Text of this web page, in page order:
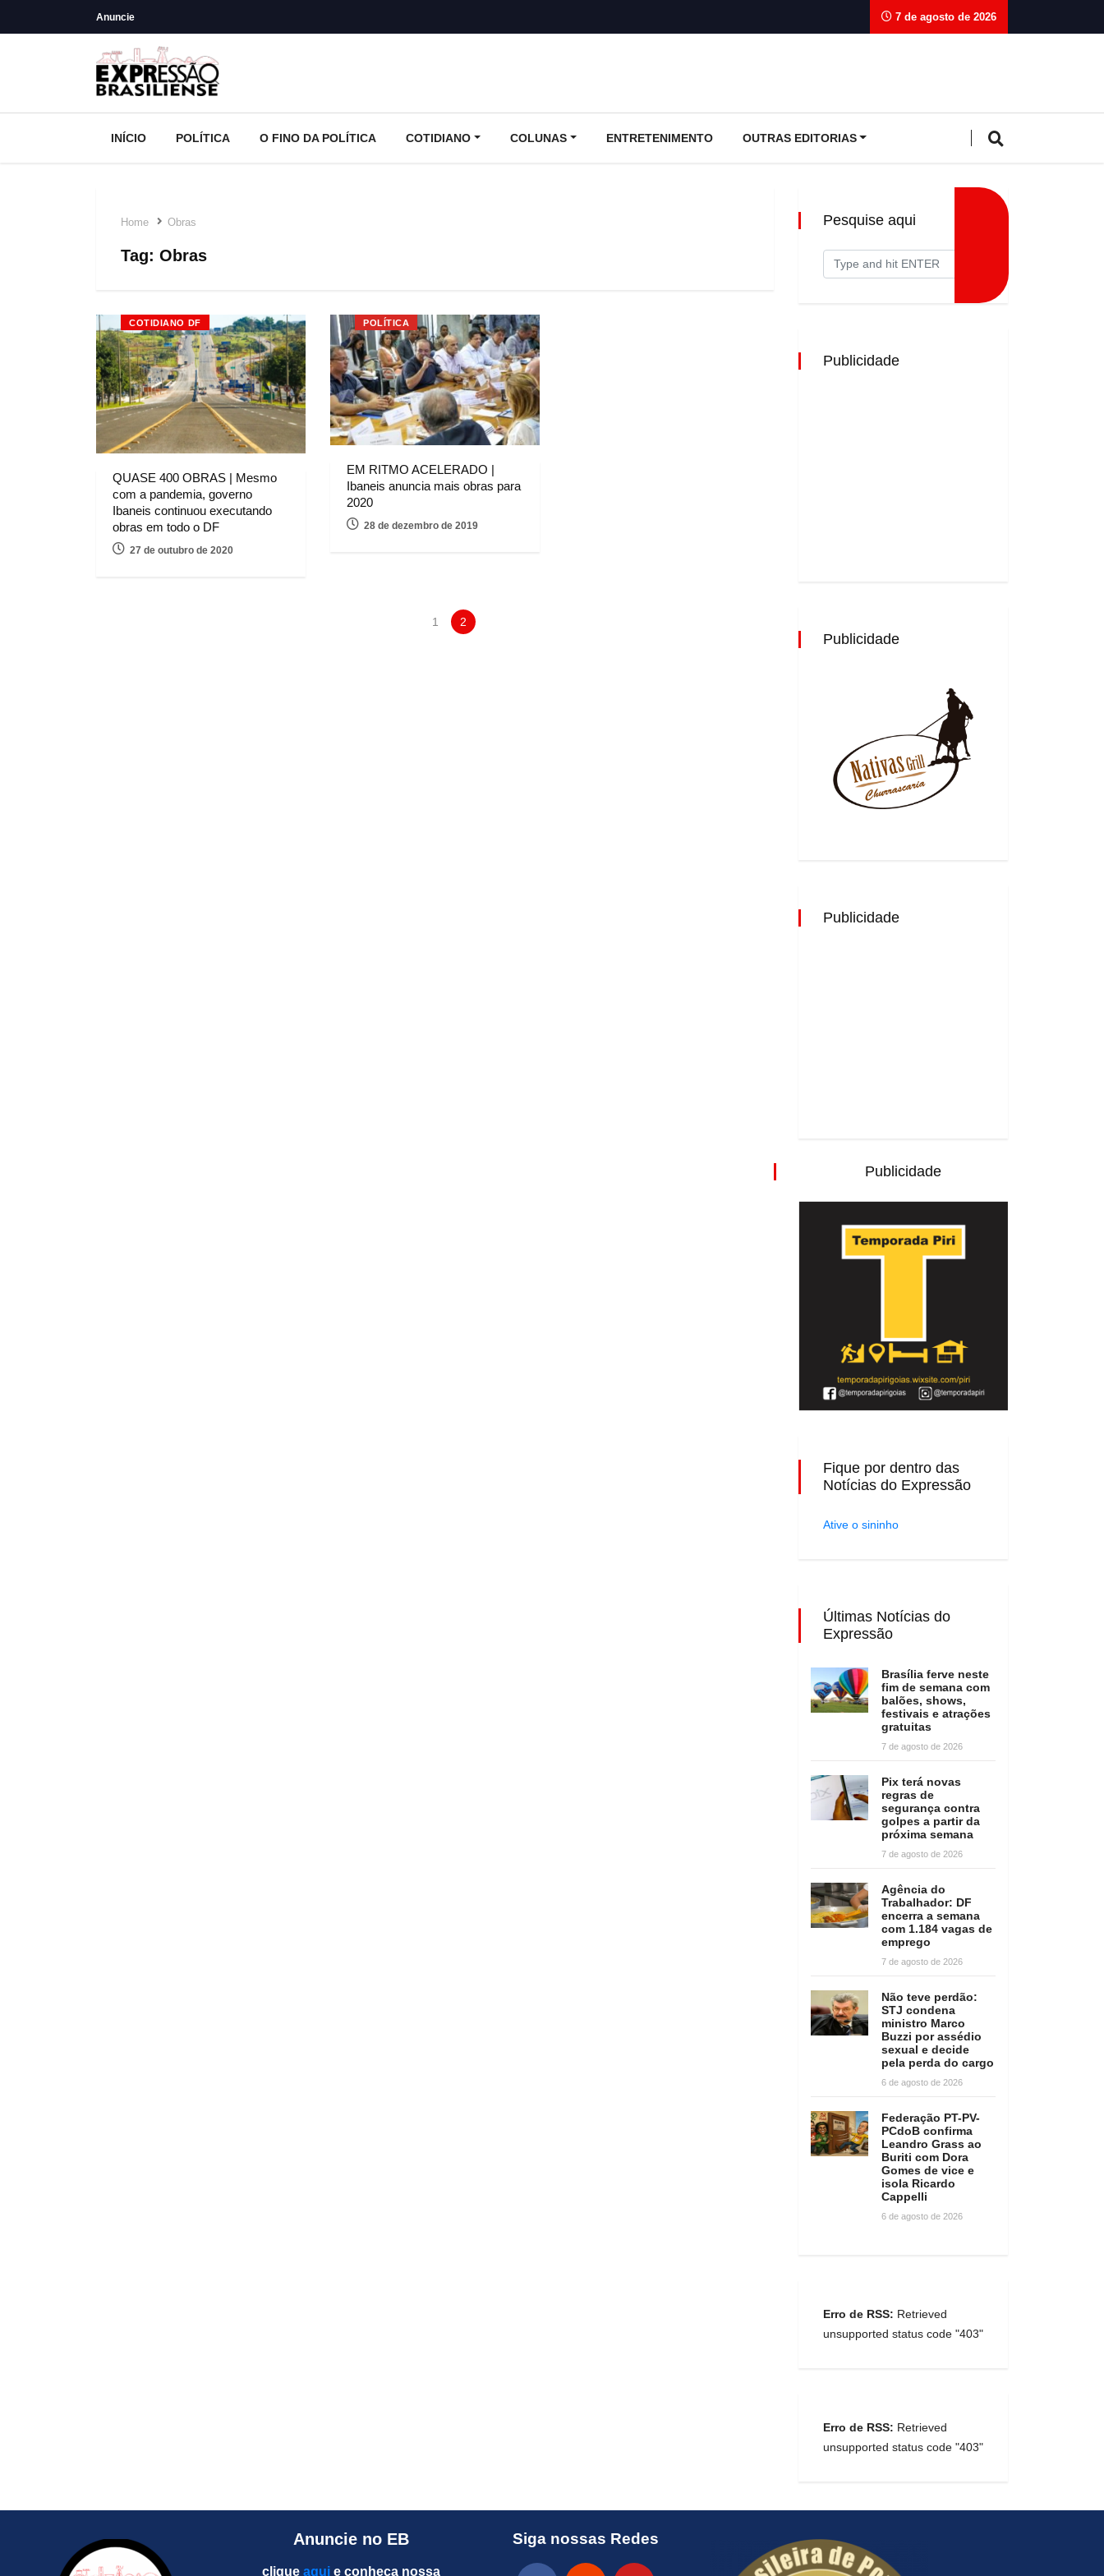
Anuncie 7 de agosto de 2026
INÍCIO POLÍTICA O FINO DA POLÍTICA COTIDIANO COLUNAS ENTRETENIMENTO OUTRAS EDITORIAS
Home Obras
Tag: Obras
COTIDIANO DF
QUASE 400 OBRAS | Mesmo
com a pandemia, governo
Ibaneis continuou executando
obras em todo o DF
27 de outubro de 2020
POLÍTICA
EM RITMO ACELERADO |
Ibaneis anuncia mais obras para
2020
28 de dezembro de 2019
1 2
Pesquise aqui
Publicidade
Publicidade
Publicidade
Publicidade
Fique por dentro das
Notícias do Expressão
Ative o sininho
Últimas Notícias do
Expressão
Brasília ferve neste
fim de semana com
balões, shows,
festivais e atrações
gratuitas
7 de agosto de 2026
Pix terá novas
regras de
segurança contra
golpes a partir da
próxima semana
7 de agosto de 2026
Agência do
Trabalhador: DF
encerra a semana
com 1.184 vagas de
emprego
7 de agosto de 2026
Não teve perdão:
STJ condena
ministro Marco
Buzzi por assédio
sexual e decide
pela perda do cargo
6 de agosto de 2026
Federação PT-PV-
PCdoB confirma
Leandro Grass ao
Buriti com Dora
Gomes de vice e
isola Ricardo
Cappelli
6 de agosto de 2026
Erro de RSS: Retrieved
unsupported status code "403"
Erro de RSS: Retrieved
unsupported status code "403"
Anuncie no EB
clique aqui e conheça nossa
Siga nossas Redes